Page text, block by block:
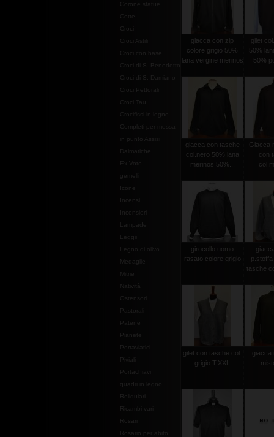
Corone statue
Cotte
Croci
Croci Astili
Croci con base
Croci di S. Benedetto
Croci di S. Damiano
Croci Pettorali
Croci Tau
Crocifissi in legno
Completi per messa
in punto Assisi
Dalmatiche
Ex Voto
gemelli
Leggii
Legno di olivo
Medaglie
Mitrie
Natività
Ostensori
Pastorali
Patene
Pianete
Portaviatici
Piviali
Portachiavi
quadri in legno
Reliquiari
Ricambi vari
Rosari
Rosario per abito
giacca con zip
colore grigio 50%
lana vergine merinos
gilet
50%
50%
giacca con tasche
col.nero 50% lana
merinos 50%...
Giacca
con
girocollo uomo
rasato colore grigio
tasche
gilet con tasche col.
grigio T.XXL
giacca